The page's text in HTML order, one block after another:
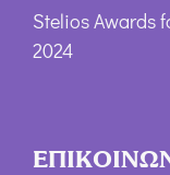
Stelios Awards
2024